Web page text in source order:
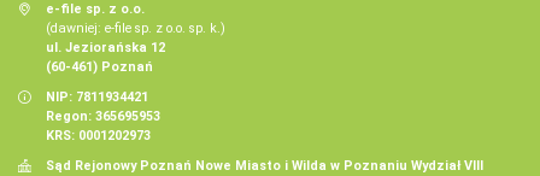
e-file sp. z o.o.
(dawniej: e-file sp. z o.o. sp. k.)
ul. Jeziorańska 12
(60-461) Poznań
NIP: 7811934421
Regon: 365695953
KRS: 0001202973
Sąd Rejonowy Poznań Nowe Miasto i Wilda w Poznaniu Wydział VIII